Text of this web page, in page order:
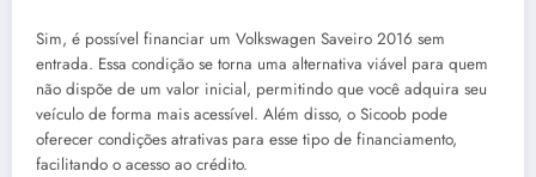
Sim, é possível financiar um Volkswagen Saveiro 2016 sem
entrada. Essa condição se torna uma alternativa viável para quem
não dispõe de um valor inicial, permitindo que você adquira seu
veículo de forma mais acessível. Além disso, o Sicoob pode
oferecer condições atrativas para esse tipo de financiamento,
facilitando o acesso ao crédito.